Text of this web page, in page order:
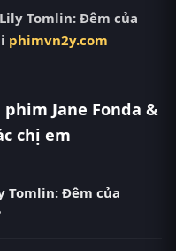
Tomlin: Đêm của
phimvn2y.com
Jane Fonda &
chị em
Tomlin: Đêm của